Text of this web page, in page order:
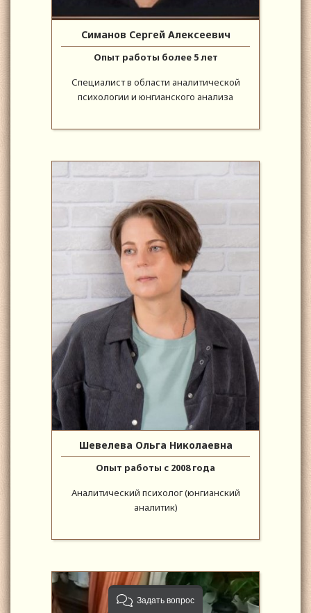
Симанов Сергей Алексеевич
Опыт работы более 5 лет
Специалист в области аналитической
психологии и юнгианского анализа
Шевелева Ольга Николаевна
Опыт работы с 2008 года
Аналитический психолог (юнгианский
аналитик)
Задать вопрос